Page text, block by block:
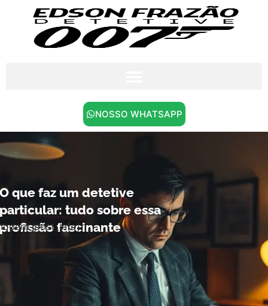
NOSSO WHATSAPP
O que faz um detetive
particular: tudo sobre essa
profissão fascinante